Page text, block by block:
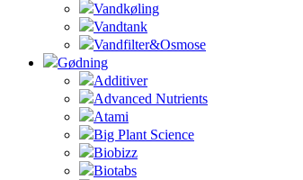
Vandkøling
Vandtank
Vandfilter&Osmose
Gødning
Additiver
Advanced Nutrients
Atami
Big Plant Science
Biobizz
Biotabs